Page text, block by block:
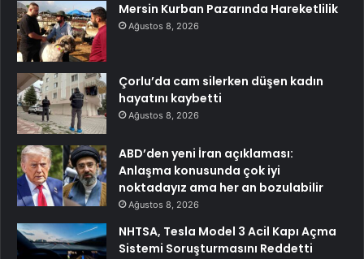
Mersin Kurban Pazarında Hareketlilik
Ağustos 8, 2026
Çorlu’da cam silerken düşen kadın
hayatını kaybetti
Ağustos 8, 2026
ABD’den yeni İran açıklaması:
Anlaşma konusunda çok iyi
noktadayız ama her an bozulabilir
Ağustos 8, 2026
NHTSA, Tesla Model 3 Acil Kapı Açma
Sistemi Soruşturmasını Reddetti